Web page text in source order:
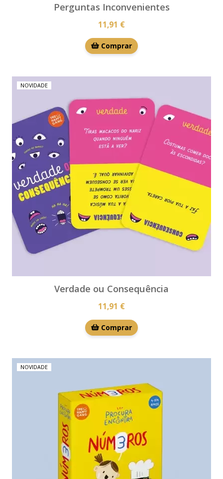
Perguntas Inconvenientes
11,91 €
Comprar
NOVIDADE
Verdade ou Consequência
11,91 €
Comprar
NOVIDADE